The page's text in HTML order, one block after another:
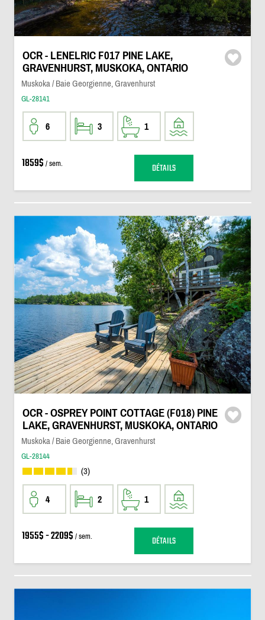
OCR - LENELRIC F017 PINE LAKE,
GRAVENHURST, MUSKOKA, ONTARIO
Muskoka / Baie Georgienne, Gravenhurst
GL-28141
6 3 1
1859$ / sem. DÉTAILS
OCR - OSPREY POINT COTTAGE (F018) PINE
LAKE, GRAVENHURST, MUSKOKA, ONTARIO
Muskoka / Baie Georgienne, Gravenhurst
GL-28144
(3)
4 2 1
1955$ - 2209$ / sem. DÉTAILS